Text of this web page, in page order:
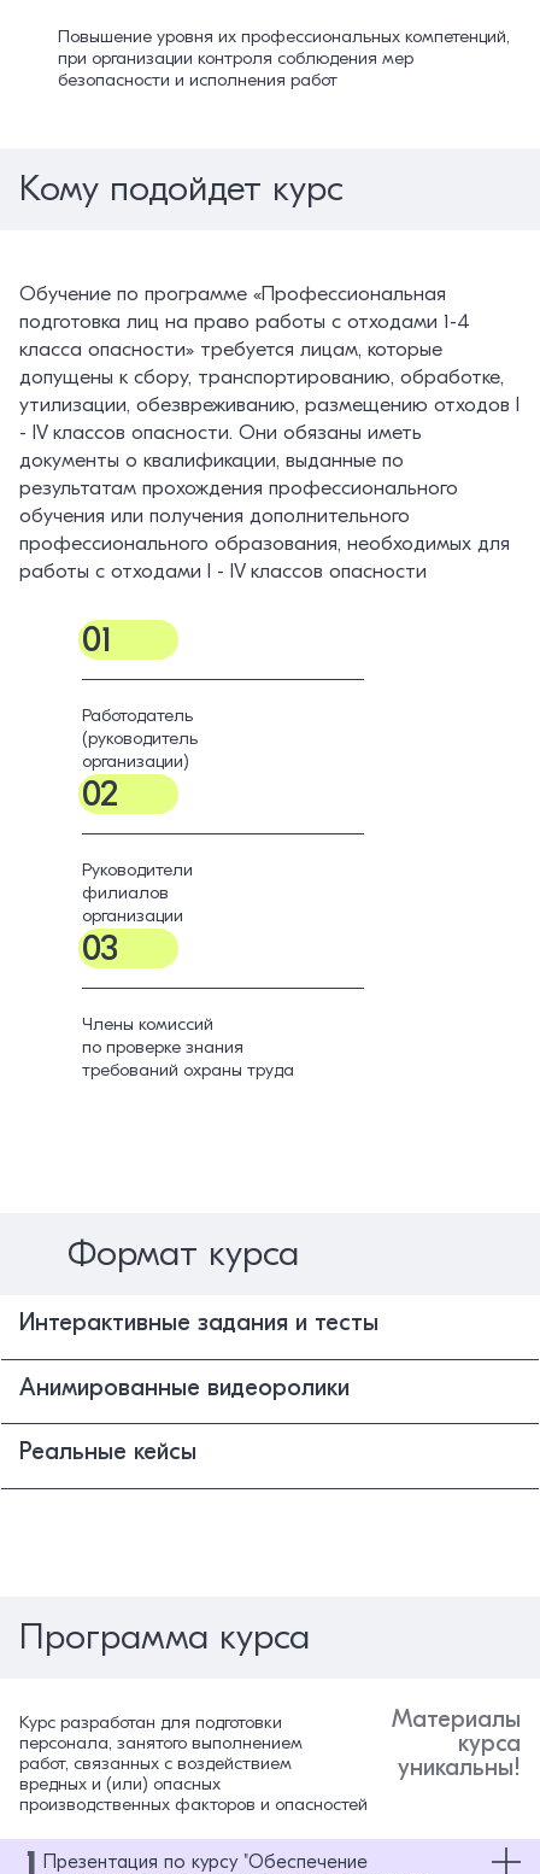
Повышение уровня их профессиональных компетенций,
при организации контроля соблюдения мер
безопасности и исполнения работ
Кому подойдет курс
Обучение по программе «Профессиональная
подготовка лиц на право работы с отходами 1-4
класса опасности» требуется лицам, которые
допущены к сбору, транспортированию, обработке,
утилизации, обезвреживанию, размещению отходов I
- IV классов опасности. Они обязаны иметь
документы о квалификации, выданные по
результатам прохождения профессионального
обучения или получения дополнительного
профессионального образования, необходимых для
работы с отходами I - IV классов опасности
01
Работодатель
(руководитель
организации)
02
Руководители
филиалов
организации
03
Члены комиссий
по проверке знания
требований охраны труда
Формат курса
Интерактивные задания и тесты
Анимированные видеоролики
Реальные кейсы
Программа курса
Материалы
курса
уникальны!
Курс разработан для подготовки
персонала, занятого выполнением
работ, связанных с воздействием
вредных и (или) опасных
производственных факторов и опасностей
1 Презентация по курсу "Обеспечение